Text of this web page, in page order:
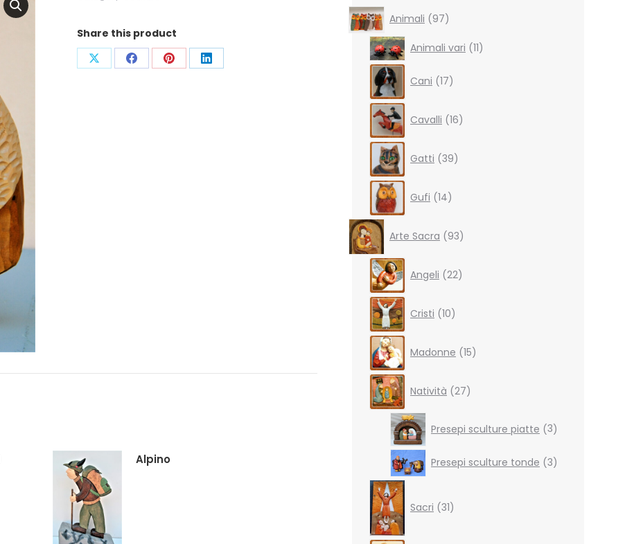
Share this product
CondividiCondividiCondividiCondividi
Alpino
Animali 9797
products
Animali vari 1111
products
Cani 17products
Cavalli 16products
Gatti 39products
Gufi 14products
Arte Sacra 93products
Angeli 22products
Cristi 10products
Madonne 15products
Natività 27products
Presepi sculture piatte 3products
Presepi sculture tonde 3
3
products
Sacri 31products